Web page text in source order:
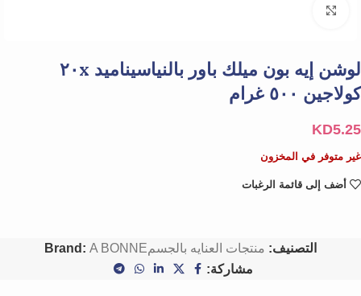
لوشن إيه بون ميلك باور بالنياسيناميد ٢٠x
كولاجين ٥٠٠ غرام
KD5.25
غير متوفر في المخزون
أضف إلى قائمة الرغبات
التصنيف: منتجات العنايه بالجسم Brand: A BONNE
مشاركة: